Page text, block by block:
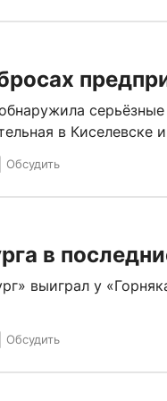
в Киселевске
Обсудить
в
выиграл у
Обсудить